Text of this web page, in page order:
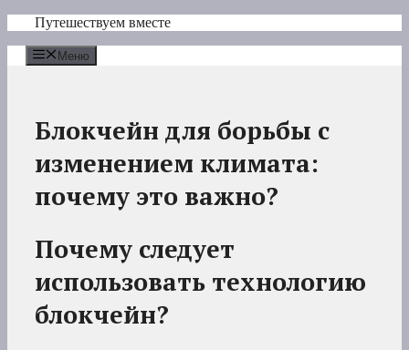
Перейти
содержимому
Путешествуем вместе
Меню
Блокчейн для борьбы с
изменением климата:
почему это важно?
Почему следует
использовать технологию
блокчейн?